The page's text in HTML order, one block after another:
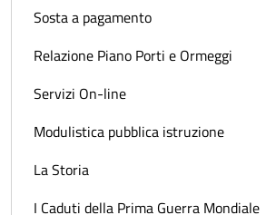
Sosta a pagamento
Relazione Piano Porti e Ormeggi
Servizi On-line
Modulistica pubblica istruzione
La Storia
I Caduti della Prima Guerra Mondiale